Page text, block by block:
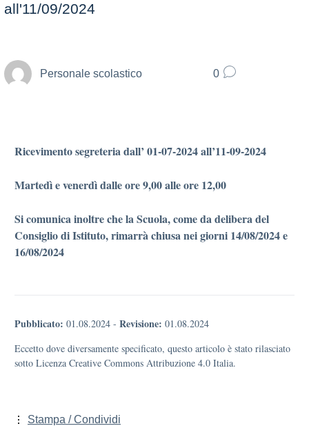
all'11/09/2024
Personale scolastico 0
Ricevimento segreteria dall’ 01-07-2024 all’11-09-2024
Martedì e venerdì dalle ore 9,00 alle ore 12,00
Si comunica inoltre che la Scuola, come da delibera del
Consiglio di Istituto, rimarrà chiusa nei giorni 14/08/2024 e
16/08/2024
Pubblicato: 01.08.2024 - Revisione: 01.08.2024
Eccetto dove diversamente specificato, questo articolo è stato rilasciato
sotto Licenza Creative Commons Attribuzione 4.0 Italia.
Stampa / Condividi